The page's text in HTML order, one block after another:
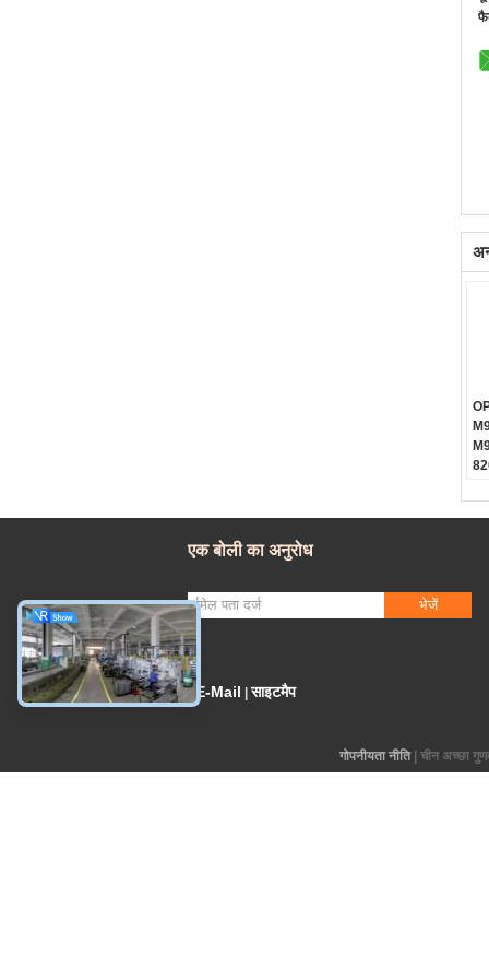
एक बोली का अनुरोध
भेजें
E-Mail |साइटमैप
गोपनीयता नीति| चीन अच्छा